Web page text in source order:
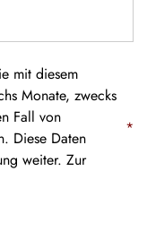
mit diesem
Monate, zwecks
Fall von
Diese Daten
weiter. Zur
*